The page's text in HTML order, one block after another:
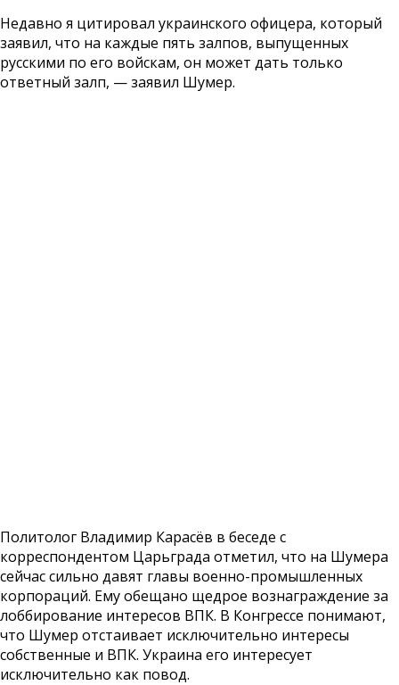
Недавно я цитировал украинского офицера, который
заявил, что на каждые пять залпов, выпущенных
русскими по его войскам, он может дать только
ответный залп, — заявил Шумер.
Политолог Владимир Карасёв в беседе с
корреспондентом Царьграда отметил, что на Шумера
сейчас сильно давят главы военно-промышленных
корпораций. Ему обещано щедрое вознаграждение за
лоббирование интересов ВПК. В Конгрессе понимают,
что Шумер отстаивает исключительно интересы
собственные и ВПК. Украина его интересует
исключительно как повод.